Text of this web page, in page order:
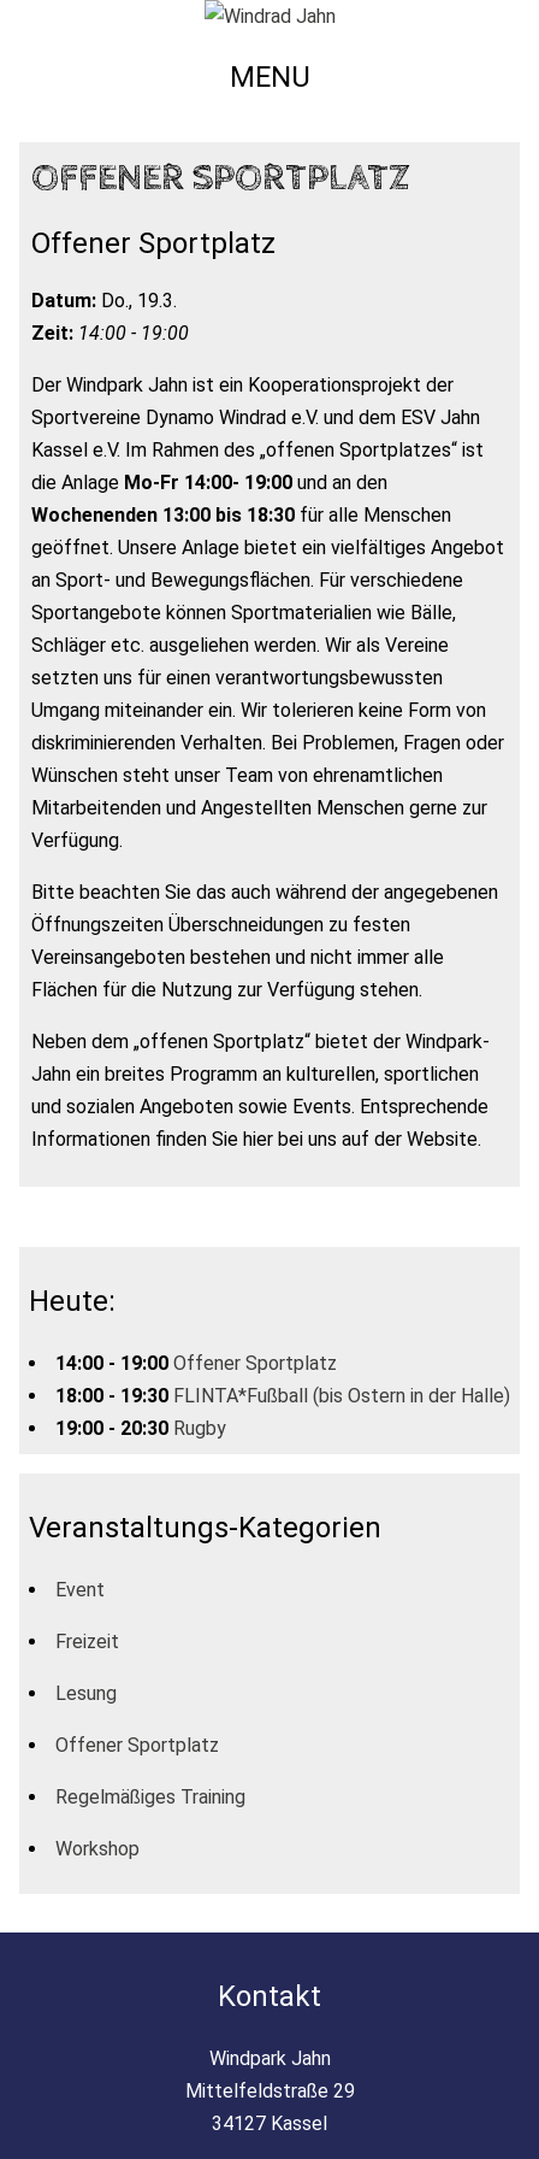
MENU
OFFENER SPORTPLATZ
Offener Sportplatz
Datum: Do., 19.3.
Zeit: 14:00 - 19:00
Der Windpark Jahn ist ein Kooperationsprojekt der
Sportvereine Dynamo Windrad e.V. und dem ESV Jahn
Kassel e.V. Im Rahmen des „offenen Sportplatzes“ ist
die Anlage Mo-Fr 14:00- 19:00 und an den
Wochenenden 13:00 bis 18:30 für alle Menschen
geöffnet. Unsere Anlage bietet ein vielfältiges Angebot
an Sport- und Bewegungsflächen. Für verschiedene
Sportangebote können Sportmaterialien wie Bälle,
Schläger etc. ausgeliehen werden. Wir als Vereine
setzten uns für einen verantwortungsbewussten
Umgang miteinander ein. Wir tolerieren keine Form von
diskriminierenden Verhalten. Bei Problemen, Fragen oder
Wünschen steht unser Team von ehrenamtlichen
Mitarbeitenden und Angestellten Menschen gerne zur
Verfügung.
Bitte beachten Sie das auch während der angegebenen
Öffnungszeiten Überschneidungen zu festen
Vereinsangeboten bestehen und nicht immer alle
Flächen für die Nutzung zur Verfügung stehen.
Neben dem „offenen Sportplatz“ bietet der Windpark-
Jahn ein breites Programm an kulturellen, sportlichen
und sozialen Angeboten sowie Events. Entsprechende
Informationen finden Sie hier bei uns auf der Website.
Heute:
14:00 - 19:00 Offener Sportplatz
18:00 - 19:30 FLINTA*Fußball (bis Ostern in der Halle)
19:00 - 20:30 Rugby
Veranstaltungs-Kategorien
Event
Freizeit
Lesung
Offener Sportplatz
Regelmäßiges Training
Workshop
Kontakt
Windpark Jahn
Mittelfeldstraße 29
34127 Kassel